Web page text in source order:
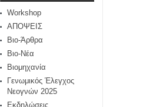
Workshop
ΑΠΟΨΕΙΣ
Βιο-Άρθρα
Βιο-Νέα
Βιομηχανία
Γενωμικός Έλεγχος
Νεογνών 2025
Εκδηλώσεις